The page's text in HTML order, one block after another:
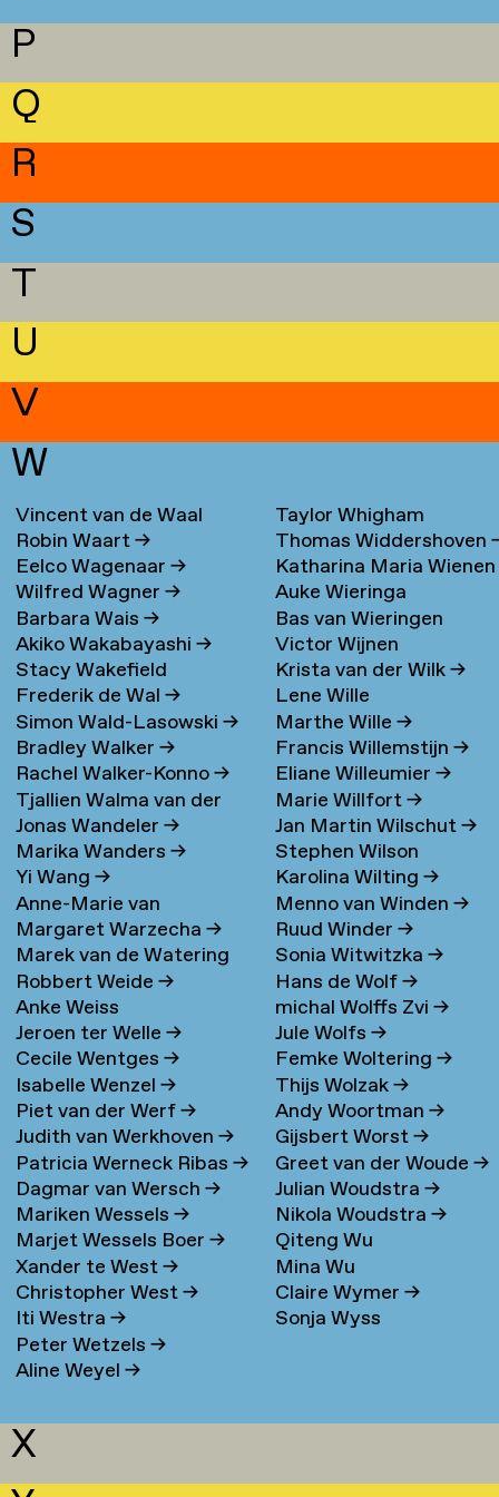
P
Q
R
S
T
U
V
W
Vincent van de Waal
Robin Waart→
Eelco Wagenaar→
Wilfred Wagner→
Barbara Wais→
Akiko Wakabayashi→
Stacy Wakefield
Frederik de Wal→
Simon Wald-Lasowski→
Bradley Walker→
Rachel Walker-Konno→
Tjallien Walma van der
Molen→
Jonas Wandeler→
Marika Wanders→
Yi Wang→
Anne-Marie van
Warmerdam
Margaret Warzecha→
Marek van de Watering
Robbert Weide→
Anke Weiss
Jeroen ter Welle→
Cecile Wentges→
Isabelle Wenzel→
Piet van der Werf→
Judith van Werkhoven→
Patricia Werneck Ribas→
Dagmar van Wersch→
Mariken Wessels→
Marjet Wessels Boer→
Xander te West→
Christopher West→
Iti Westra→
Peter Wetzels→
Aline Weyel→
Taylor Whigham
Thomas Widdershoven
Katharina Maria Wienen
→
Auke Wieringa
Bas van Wieringen
Victor Wijnen
Krista van der Wilk→
Lene Wille
Marthe Wille→
Francis Willemstijn→
Eliane Willeumier→
Marie Willfort→
Jan Martin Wilschut→
Stephen Wilson
Karolina Wilting→
Menno van Winden→
Ruud Winder→
Sonia Witwitzka→
Hans de Wolf→
michal Wolffs Zvi→
Jule Wolfs→
Femke Woltering→
Thijs Wolzak→
Andy Woortman→
Gijsbert Worst→
Greet van der Woude→
Julian Woudstra→
Nikola Woudstra→
Qiteng Wu
Mina Wu
Claire Wymer→
Sonja Wyss
X